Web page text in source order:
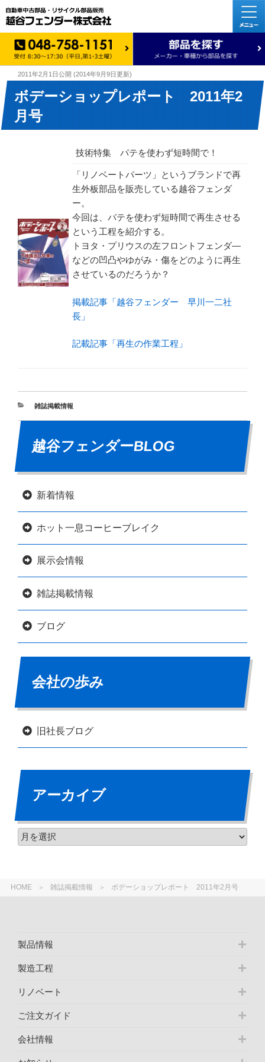
HOME 雑誌掲載情報 ボデーショップレポート 2011年2月号
2011年2月1日公開 (2014年9月9日更新)
ボデーショップレポート 2011年2
月号
技術特集 パテを使わず短時間で！
「リノベートパーツ」というブランドで再
生外板部品を販売している越谷フェンダ
ー。
今回は、パテを使わず短時間で再生させる
という工程を紹介する。
トヨタ・プリウスの左フロントフェンダ―
などの凹凸やゆがみ・傷をどのように再生
させているのだろうか？
掲載記事「越谷フェンダー 早川一二社
長」
記載記事「再生の作業工程」
雑誌掲載情報
越谷フェンダーBLOG
新着情報
ホット一息コーヒーブレイク
展示会情報
雑誌掲載情報
ブログ
会社の歩み
旧社長ブログ
アーカイブ
製品情報
製造工程
リノベート
ご注文ガイド
会社情報